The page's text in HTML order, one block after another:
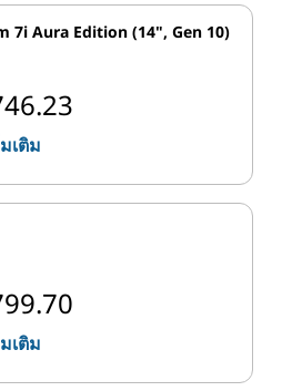
7i Aura Edition (14", Gen 10)
เติม
เติม